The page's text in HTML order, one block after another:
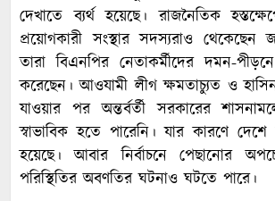
দেখাতে ব্যর্থ হয়েছে। রাজনৈতিক
প্রয়োগকারী সংস্থার সদস্যরাও থেকেছেন
তারা বিএনপির নেতাকর্মীদের দমন-
করেছেন। আওযামী লীগ ক্ষমতাচ্যুত ও
যাওয়ার পর অন্তর্বর্তী সরকারের
স্বাভাবিক হতে পারেনি। যার কারণে
হয়েছে। আবার নির্বাচনে পেছানোর
পরিস্থিতির অবণতির ঘটনাও ঘটতে পারে।